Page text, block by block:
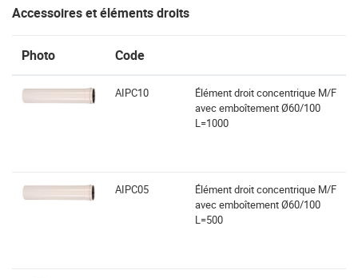
Accessoires et éléments droits
Photo Code
AIPC10
Élément droit concentrique M/F
avec emboîtement Ø60/100
L=1000
AIPC05
Élément droit concentrique M/F
avec emboîtement Ø60/100
L=500